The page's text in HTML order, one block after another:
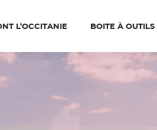
L’OCCITANIE BOITE À OUTILS